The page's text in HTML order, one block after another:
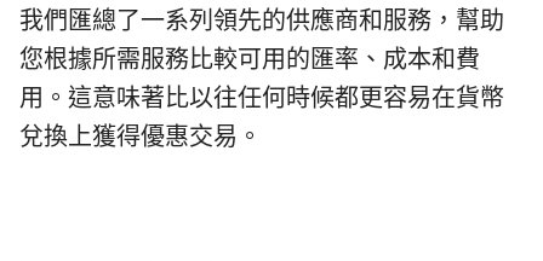
我們匯總了一系列領先的供應商和服務，幫助
您根據所需服務比較可用的匯率、成本和費
用。這意味著比以往任何時候都更容易在貨幣
兌換上獲得優惠交易。